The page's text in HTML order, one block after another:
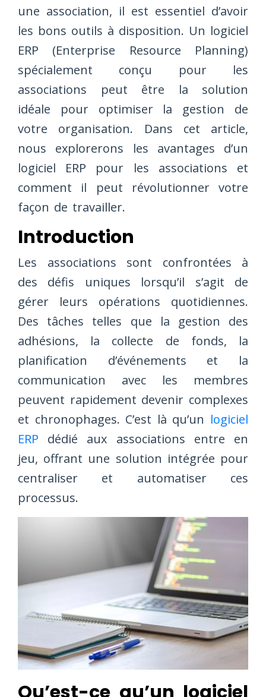
une association, il est essentiel d’avoir
les bons outils à disposition. Un logiciel
ERP (Enterprise Resource Planning)
spécialement conçu pour les
associations peut être la solution
idéale pour optimiser la gestion de
votre organisation. Dans cet article,
nous explorerons les avantages d’un
logiciel ERP pour les associations et
comment il peut révolutionner votre
façon de travailler.
Introduction
Les associations sont confrontées à
des défis uniques lorsqu’il s’agit de
gérer leurs opérations quotidiennes.
Des tâches telles que la gestion des
adhésions, la collecte de fonds, la
planification d’événements et la
communication avec les membres
peuvent rapidement devenir complexes
et chronophages. C’est là qu’un logiciel
ERP dédié aux associations entre en
jeu, offrant une solution intégrée pour
centraliser et automatiser ces
processus.